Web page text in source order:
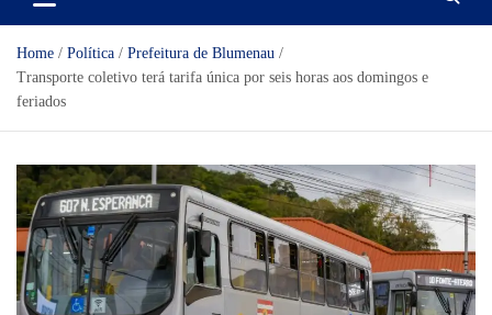
Home Política
Prefeitura de Blumenau
Transporte coletivo terá tarifa única por seis horas aos domingos e
feriados